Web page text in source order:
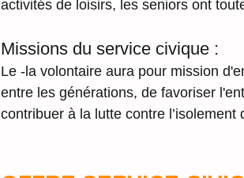
activités de loisirs, les seniors ont
Missions du service civique :
Le -la volontaire aura pour mission
entre les générations, de favoriser
contribuer à la lutte contre l’isolement